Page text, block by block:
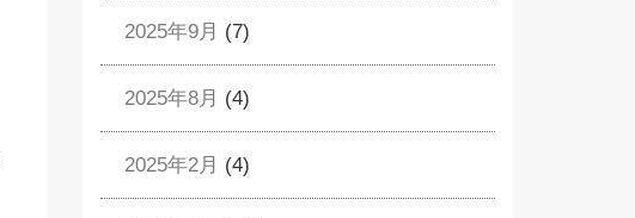
2025年9月 (7)
2025年8月 (4)
2025年2月 (4)